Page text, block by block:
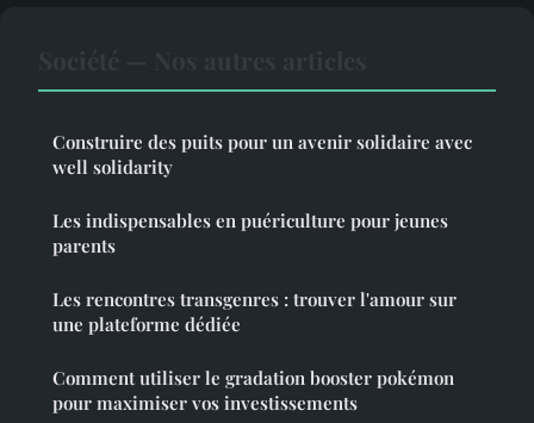
Construire des puits pour un avenir solidaire avec
well solidarity
Les indispensables en puériculture pour jeunes
parents
Les rencontres transgenres : trouver l'amour sur
une plateforme dédiée
Comment utiliser le gradation booster pokémon
pour maximiser vos investissements